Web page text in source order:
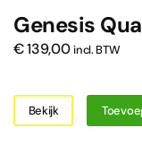
Genesis
€139,00 incl. BTW
Bekijk